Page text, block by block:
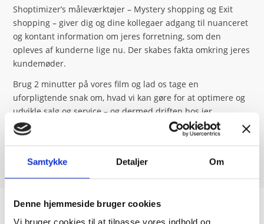
Samtykke Detaljer Om
Denne hjemmeside bruger cookies
Vi bruger cookies til at tilpasse vores indhold og
Shoptimizer’s måleværktøjer – Mystery shopping og Exit
shopping – giver dig og dine kollegaer adgang til nuanceret
og kontant information om jeres forretning, som den
opleves af kunderne lige nu. Der skabes fakta omkring jeres
kundemøder.
Brug 2 minutter på vores film og lad os tage en
uforpligtende snak om, hvad vi kan gøre for at optimere og
udvikle salg og service – og dermed driften hos jer.